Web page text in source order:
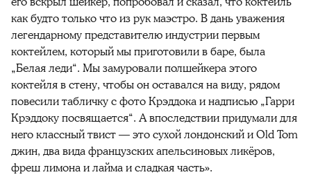
как будто только что из рук маэстро. В дань уважения
легендарному представителю индустрии первым
коктейлем, который мы приготовили в баре, была
„Белая леди“. Мы замуровали полшейкера этого
коктейля в стену, чтобы он оставался на виду, рядом
повесили табличку с фото Крэддока и надписью „Гарри
Крэддоку посвящается“. А впоследствии придумали для
него классный твист — это сухой лондонский и Old Tom
джин, два вида французских апельсиновых ликёров,
фреш лимона и лайма и сладкая часть».